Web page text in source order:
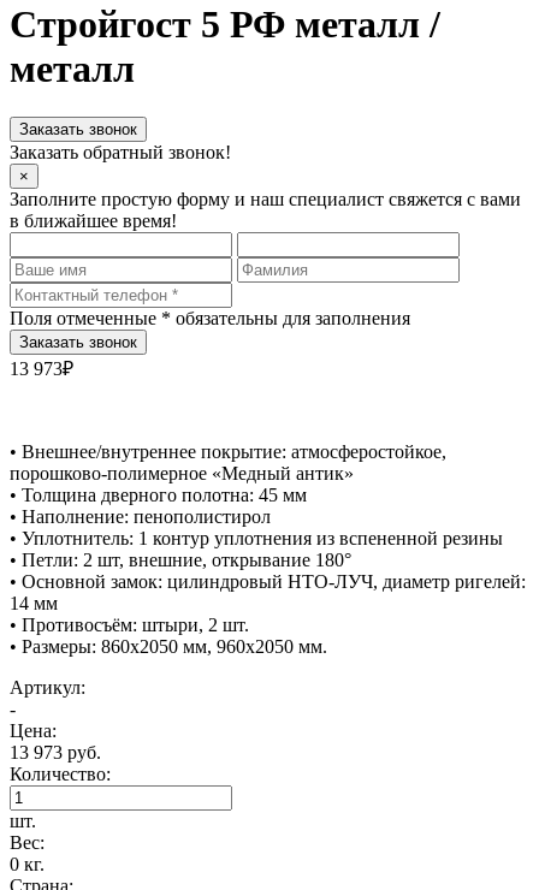
Стройгост 5 РФ металл /
металл
Заказать звонок
Заказать обратный звонок!
×
Заполните простую форму и наш специалист свяжется с вами
в ближайшее время!
Поля отмеченные * обязательны для заполнения
13 973₽
• Внешнее/внутреннее покрытие: атмосферостойкое,
порошково-полимерное «Медный антик»
• Толщина дверного полотна: 45 мм
• Наполнение: пенополистирол
• Уплотнитель: 1 контур уплотнения из вспененной резины
• Петли: 2 шт, внешние, открывание 180°
• Основной замок: цилиндровый НТО-ЛУЧ, диаметр ригелей:
14 мм
• Противосъём: штыри, 2 шт.
• Размеры: 860х2050 мм, 960х2050 мм.
Артикул:
-
Цена:
13 973 руб.
Количество:
шт.
Вес:
0 кг.